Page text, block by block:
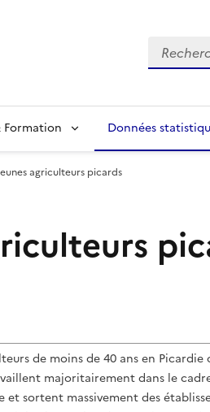
Recherche
Formation Données
agriculteurs picards
de moins de 40 ans en
majoritairement dans le
et sortent massivement des